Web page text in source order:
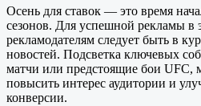
Осень для ставок — это время
сезонов. Для успешной рекламы в
рекламодателям следует быть в
новостей. Подсветка ключевых
матчи или предстоящие бои UFC,
повысить интерес аудитории и
конверсии.